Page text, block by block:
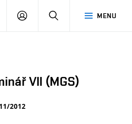
MENU
PŘIHLÁSIT
VII (MGS)
2012